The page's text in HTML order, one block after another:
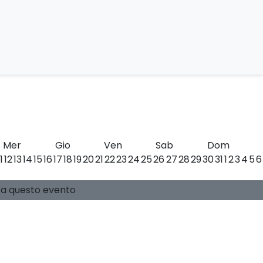
Mer Gio Ven Sab
Dom
1213141516171819202122232425262728293031123456
questo evento